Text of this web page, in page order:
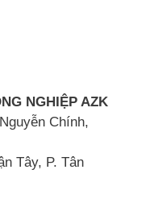
NGHIỆP AZK
Chính,
Tây, P. Tân